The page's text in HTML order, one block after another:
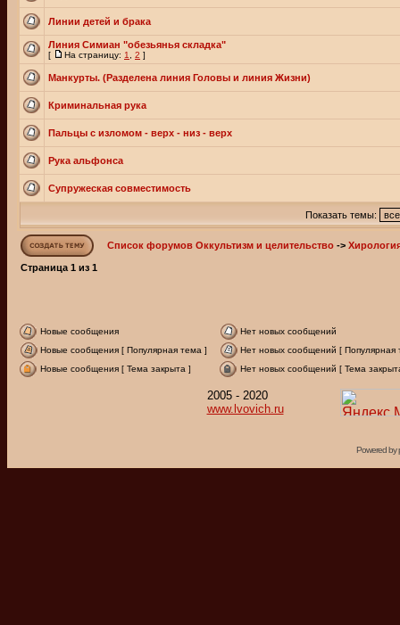
Линии детей и брака
Линия Симиан "обезьянья складка"
[ На страницу: 1 2 ]
Манкурты. (Разделена линия Головы и линия Жизни)
Криминальная рука
Пальцы с изломом - верх - низ - верх
Рука альфонса
Супружеская совместимость
Показать темы:
Список форумов Оккультизм и целительство ->
Страница 1 из 1
Новые сообщения
Нет новых сообщений
Новые сообщения [ Популярная тема ]
Нет новых сообщений [ Популярная
Новые сообщения [ Тема закрыта ]
Нет новых сообщений [ Тема
2005 - 2020
www.lvovich.ru
Powered by